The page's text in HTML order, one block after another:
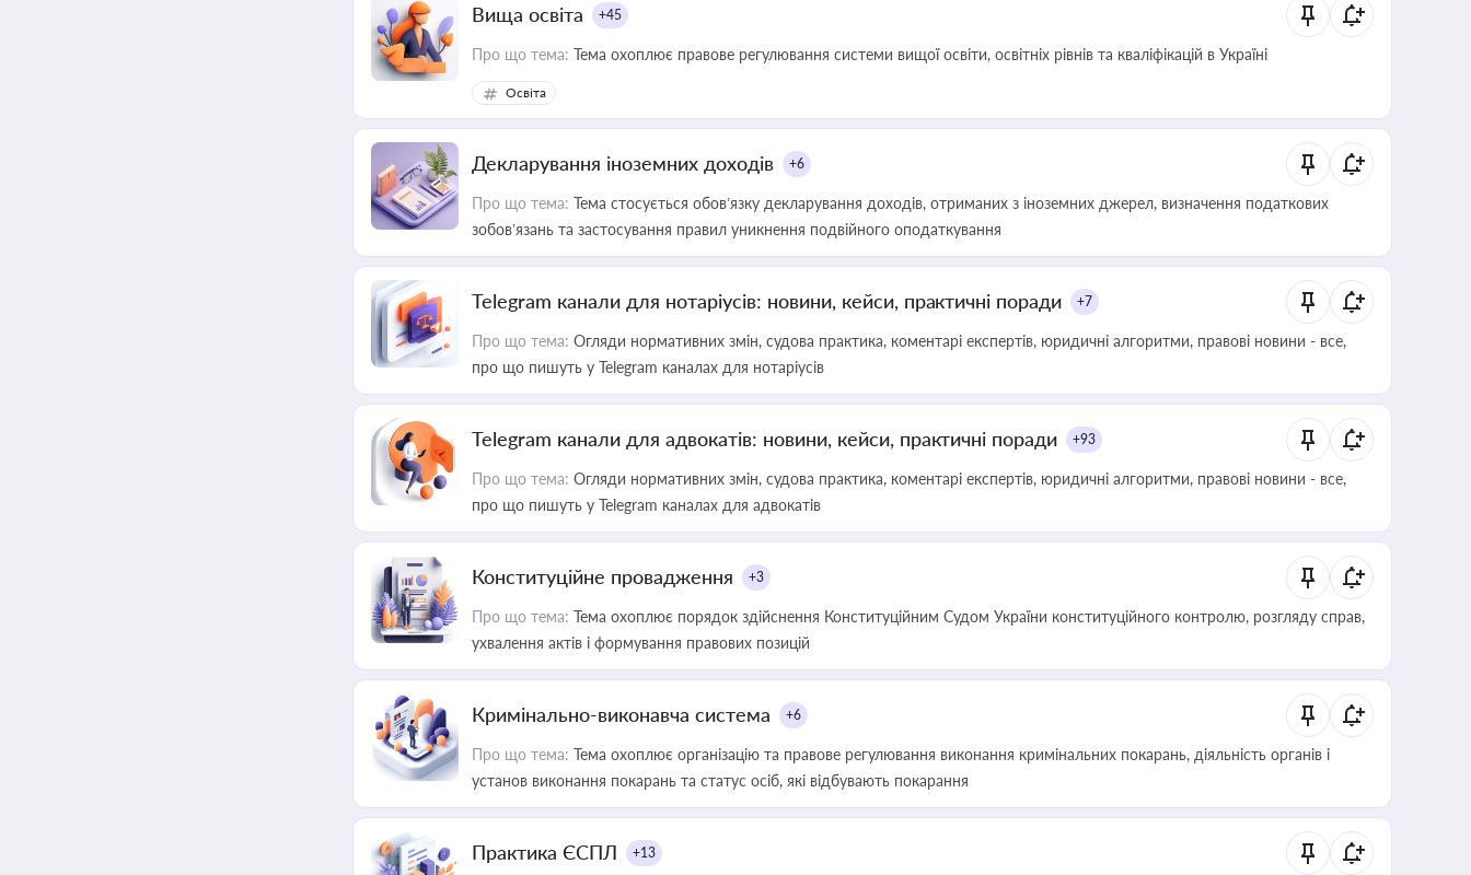
Вища освіта +45
Про що тема: Тема охоплює правове регулювання системи вищої освіти, освітніх рівнів та кваліфікацій в Україні
Освіта
Декларування іноземних доходів +6
Про що тема: Тема стосується обов’язку декларування доходів, отриманих з іноземних джерел, визначення податкових
зобов’язань та застосування правил уникнення подвійного оподаткування
Telegram канали для нотаріусів: новини, кейси, практичні поради +7
Про що тема: Огляди нормативних змін, судова практика, коментарі експертів, юридичні алгоритми, правові новини - все,
про що пишуть у Telegram каналах для нотаріусів
Telegram канали для адвокатів: новини, кейси, практичні поради +93
Про що тема: Огляди нормативних змін, судова практика, коментарі експертів, юридичні алгоритми, правові новини - все,
про що пишуть у Telegram каналах для адвокатів
Конституційне провадження +3
Про що тема: Тема охоплює порядок здійснення Конституційним Судом України конституційного контролю, розгляду справ,
ухвалення актів і формування правових позицій
Кримінально-виконавча система +6
Про що тема: Тема охоплює організацію та правове регулювання виконання кримінальних покарань, діяльність органів і
установ виконання покарань та статус осіб, які відбувають покарання
Практика ЄСПЛ +13